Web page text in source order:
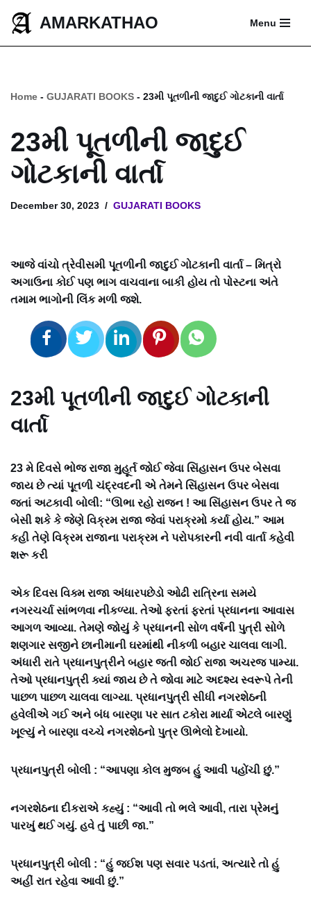
Skip
AMARKATHAO Menu
Home - GUJARATI BOOKS - 23મી પૂતળીની જાદુઈ ગોટકાની વાર્તા
23મી પૂતળીની જાદુઈ
ગોટકાની વાર્તા
December 30, 2023 GUJARATI BOOKS
આજે વાંચો ત્રેવીસમી પૂતળીની જાદુઈ ગોટકાની વાર્તા – મિત્રો
અગાઉના કોઈ પણ ભાગ વાચવાના બાકી હોય તો પોસ્ટના અંતે
તમામ ભાગોની લિંક મળી જશે.
23મી પૂતળીની જાદુઈ ગોટકાની
વાર્તા
23 મે દિવસે ભોજ રાજા મુહૂર્ત જોઈ જેવા સિંહાસન ઉપર બેસવા
જાય છે ત્યાં પૂતળી ચંદ્રવદની એ તેમને સિંહાસન ઉપર બેસવા
જતાં અટકાવી બોલી: “ઊભા રહો રાજન ! આ સિંહાસન ઉપર તે જ
બેસી શકે કે જેણે વિક્રમ રાજા જેવાં પરાક્રમો કર્યા હોય.” આમ
કહી તેણે વિક્રમ રાજાના પરાક્રમ ને પરોપકારની નવી વાર્તા કહેવી
શરૂ કરી
એક દિવસ વિક્મ રાજા અંધારપછેડો ઓઢી રાત્રિના સમયે
નગરચર્ચા સાંભળવા નીકળ્યા. તેઓ ફરતાં ફરતાં પ્રધાનના આવાસ
આગળ આવ્યા. તેમણે જોયું કે પ્રધાનની સોળ વર્ષની પુત્રી સોળે
શણગાર સજીને છાનીમાની ઘરમાંથી નીકળી બહાર ચાલવા લાગી.
અંધારી રાતે પ્રધાનપુત્રીને બહાર જતી જોઈ રાજા અચરજ પામ્યા.
તેઓ પ્રધાનપુત્રી ક્યાં જાય છે તે જોવા માટે અદશ્ય સ્વરૂપે તેની
પાછળ પાછળ ચાલવા લાગ્યા. પ્રધાનપુત્રી સીધી નગરશેઠની
હવેલીએ ગઈ અને બંધ બારણા પર સાત ટકોરા માર્યા એટલે બારણું
ખૂલ્યું ને બારણા વચ્ચે નગરશેઠનો પુત્ર ઊભેલો દેખાયો.
પ્રધાનપુત્રી બોલી : “આપણા કોલ મુજબ હું આવી પહોંચી છું.”
નગરશેઠના દીકરાએ કહ્યું : “આવી તો ભલે આવી, તારા પ્રેમનું
પારખું થઈ ગયું. હવે તું પાછી જા.”
પ્રધાનપુત્રી બોલી : “હું જઈશ પણ સવાર પડતાં, અત્યારે તો હું
અહીં રાત રહેવા આવી છું.”